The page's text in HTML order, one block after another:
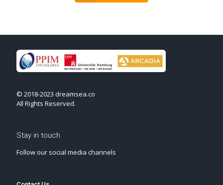
© 2018-2023 dreamsea.co
All Rights Reserved.
Stay in touch
Follow our social media channels